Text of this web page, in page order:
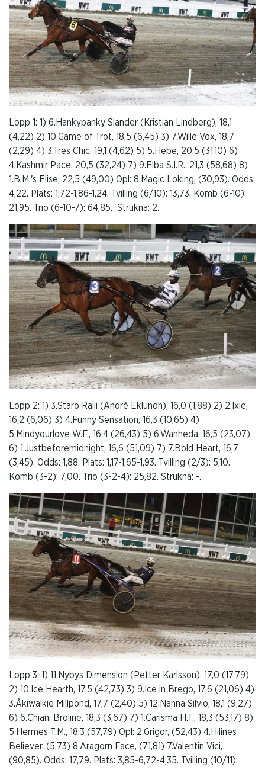
Lopp 1: 1) 6.Hankypanky Slander (Kristian Lindberg), 18,1
(4,22) 2) 10.Game of Trot, 18,5 (6,45) 3) 7.Wille Vox, 18,7
(2,29) 4) 3.Tres Chic, 19,1 (4,62) 5) 5.Hebe, 20,5 (31,10) 6)
4.Kashmir Pace, 20,5 (32,24) 7) 9.Elba S.I.R., 21,3 (58,68) 8)
1.B.M.'s Elise, 22,5 (49,00) Opl: 8.Magic Loking, (30,93). Odds:
4,22. Plats: 1,72-1,86-1,24. Tvilling (6/10): 13,73. Komb (6-10):
21,95. Trio (6-10-7): 64,85. Strukna: 2.
Lopp 2: 1) 3.Staro Raili (André Eklundh), 16,0 (1,88) 2) 2.Ixie,
16,2 (6,06) 3) 4.Funny Sensation, 16,3 (10,65) 4)
5.Mindyourlove W.F., 16,4 (26,43) 5) 6.Wanheda, 16,5 (23,07)
6) 1.Justbeforemidnight, 16,6 (51,09) 7) 7.Bold Heart, 16,7
(3,45). Odds: 1,88. Plats: 1,17-1,65-1,93. Tvilling (2/3): 5,10.
Komb (3-2): 7,00. Trio (3-2-4): 25,82. Strukna: -.
Lopp 3: 1) 11.Nybys Dimension (Petter Karlsson), 17,0 (17,79)
2) 10.Ice Hearth, 17,5 (42,73) 3) 9.Ice in Brego, 17,6 (21,06) 4)
3.Åkiwalkie Millpond, 17,7 (2,40) 5) 12.Nanna Silvio, 18,1 (9,27)
6) 6.Chiani Broline, 18,3 (3,67) 7) 1.Carisma H.T., 18,3 (53,17) 8)
5.Hermes T.M., 18,3 (57,79) Opl: 2.Grigor, (52,43) 4.Hilines
Believer, (5,73) 8.Aragorn Face, (71,81) 7.Valentin Vici,
(90,85). Odds: 17,79. Plats: 3,85-6,72-4,35. Tvilling (10/11):